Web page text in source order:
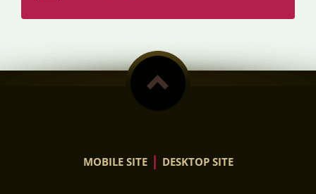
MOBILE SITE | DESKTOP SITE